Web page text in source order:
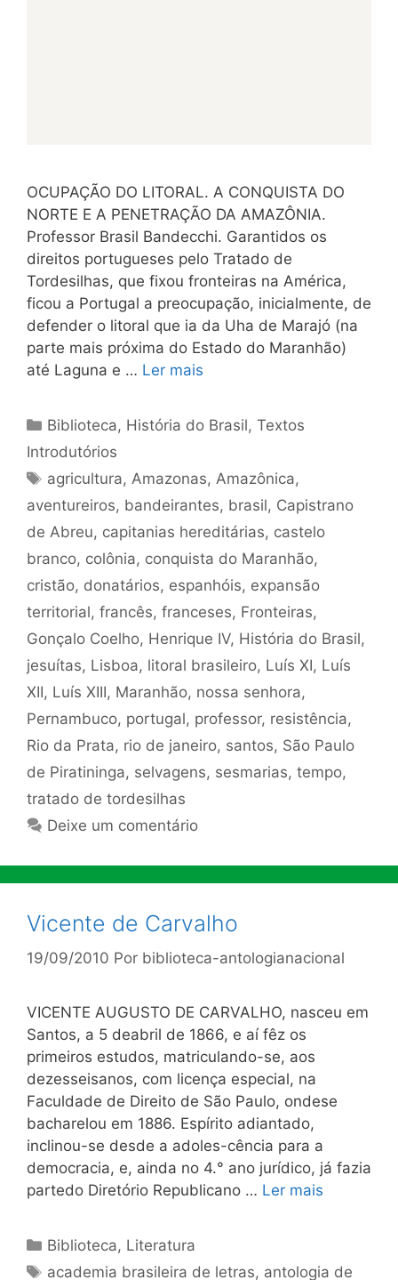
OCUPAÇÃO DO LITORAL. A CONQUISTA DO
NORTE E A PENETRAÇÃO DA AMAZÔNIA.
Professor Brasil Bandecchi. Garantidos os
direitos portugueses pelo Tratado de
Tordesilhas, que fixou fronteiras na América,
ficou a Portugal a preocupação, inicialmente, de
defender o litoral que ia da Uha de Marajó (na
parte mais próxima do Estado do Maranhão)
até Laguna e … Ler mais
Categorias
Biblioteca, História do Brasil,Textos
Introdutórios
Tags
agricultura,Amazonas,Amazônica,
aventureiros, bandeirantes, brasil, Capistrano
de Abreu, capitanias hereditárias, castelo
branco, colônia, conquista do Maranhão,
cristão, donatários, espanhóis, expansão
territorial, francês, franceses, Fronteiras,
Gonçalo Coelho, Henrique IV, História do Brasil,
jesuítas, Lisboa, litoral brasileiro, Luís XI, Luís
XII, Luís XIII, Maranhão, nossa senhora,
Pernambuco, portugal, professor, resistência,
Rio da Prata, rio de janeiro, santos, São Paulo
de Piratininga, selvagens, sesmarias, tempo,
tratado de tordesilhas
Deixe um comentário
Vicente de Carvalho
19/09/2010 Por biblioteca-antologianacional
VICENTE AUGUSTO DE CARVALHO, nasceu em
Santos, a 5 deabril de 1866, e aí fêz os
primeiros estudos, matriculando-se, aos
dezesseisanos, com licença especial, na
Faculdade de Direito de São Paulo, ondese
bacharelou em 1886. Espírito adiantado,
inclinou-se desde a adoles-cência para a
democracia, e, ainda no 4.° ano jurídico, já fazia
partedo Diretório Republicano … Ler mais
Categorias
Biblioteca, Literatura
Tags
academia brasileira de letras, antologia de